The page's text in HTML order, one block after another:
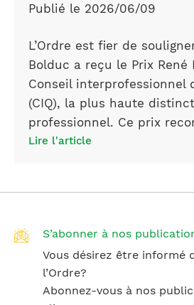
Publié le 2026/06/09
L’Ordre est fier de
Bolduc a reçu le Prix René
Conseil interprofessionnel
(CIQ), la plus haute
professionnel. Ce prix
Lire l'article
S’abonner à nos
Vous désirez être informé
l’Ordre?
Abonnez-vous à nos